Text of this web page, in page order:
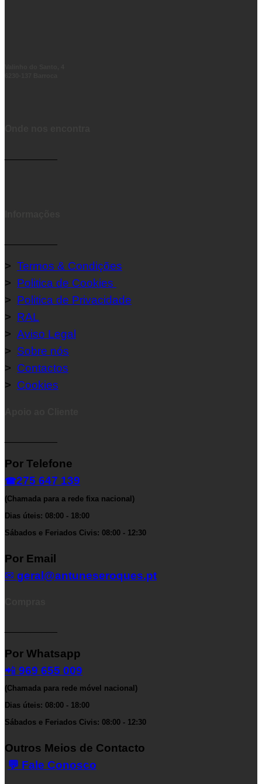
> Termos & Condições
> Politica de Cookies
> Politica de Privacidade
> RAL
> Aviso Legal
> Sobre nós
> Contactos
> Cookies
Por Telefone
☎275 647 139
(Chamada para a rede fixa nacional)
Dias úteis: 08:00 - 18:00
Sábados e Feriados Civis: 08:00 - 12:30
Por Email
✉ geral@antuneseroques.pt
Por Whatsapp
📲 969 655 009
(Chamada para rede móvel nacional)
Dias úteis: 08:00 - 18:00
Sábados e Feriados Civis: 08:00 - 12:30
Outros Meios de Contacto
💬 Fale Conosco